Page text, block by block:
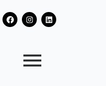
F
a
c
I
n
s
g
r
a
L
i
n